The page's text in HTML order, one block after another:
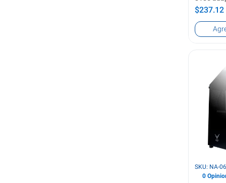
de vídeo
Negro
$237.12
Longitud
1.8 m
HDMI
Conector
Género
Macho
SKU: NA-
0